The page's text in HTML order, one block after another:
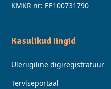
KMKR nr: EE100731790
Kasulikud Iingid
Üleriigiline digiregistratuur
Terviseportaal